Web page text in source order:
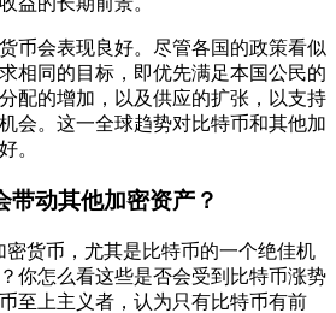
币会表现良好。尽管各国的政策看似
相同的目标，即优先满足本国公民的
配的增加，以及供应的扩张，以支持
会。这一全球趋势对比特币和其他加
。
带动其他加密资产？
密货币，尤其是比特币的一个绝佳机
你怎么看这些是否会受到比特币涨势
至上主义者，认为只有比特币有前